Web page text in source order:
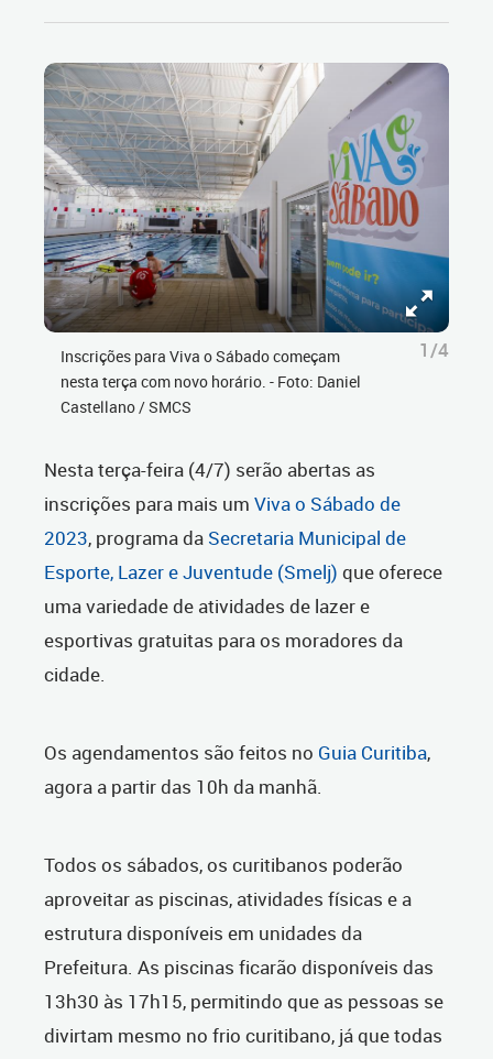
Inscrições para Viva o Sábado começam
nesta terça com novo horário. - Foto: Daniel
Castellano / SMCS
1/4
Nesta terça-feira (4/7) serão abertas as
inscrições para mais um Viva o Sábado de
2023, programa da Secretaria Municipal de
Esporte, Lazer e Juventude (Smelj) que oferece
uma variedade de atividades de lazer e
esportivas gratuitas para os moradores da
cidade.
Os agendamentos são feitos no Guia Curitiba,
agora a partir das 10h da manhã.
Todos os sábados, os curitibanos poderão
aproveitar as piscinas, atividades físicas e a
estrutura disponíveis em unidades da
Prefeitura. As piscinas ficarão disponíveis das
13h30 às 17h15, permitindo que as pessoas se
divirtam mesmo no frio curitibano, já que todas